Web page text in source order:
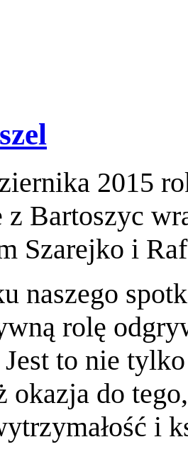
2015
z Bartoszyc
Szarejko i
naszego
rolę
Jest to nie
okazja do
i